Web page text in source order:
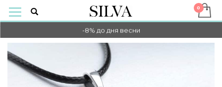
-10% НА ОПЛАТУ ОНЛАЙН
-8% до дня весни
-10% НА ОПЛАТУ ОНЛАЙН
-8% до дня весни